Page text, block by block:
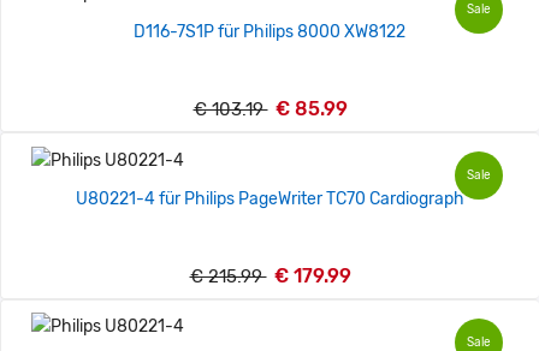
Sale
D116-7S1P für Philips 8000 XW8122
€ 103.19 € 85.99
Sale
U80221-4 für Philips PageWriter TC70 Cardiograph
€ 215.99 € 179.99
Sale